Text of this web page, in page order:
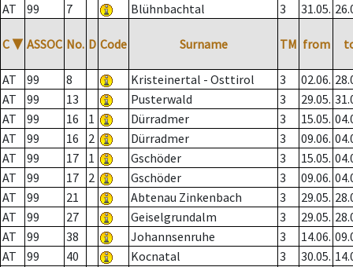
AT
99 7 Blühnbachtal 3 31.05.
C ▼ ASSOC No. D Code Surname TM from
AT 99 8 Kristeinertal - Osttirol 3 02.06.
AT
99 13 Pusterwald 3 29.05.
AT
99 16 1 Dürradmer 3 15.05.
AT
99 16 2 Dürradmer 3 09.06.
AT
99 17 1 Gschöder 3 15.05.
AT
99 17 2 Gschöder 3 09.06.
AT
99 21 Abtenau Zinkenbach 3 29.05.
AT
99 27 Geiselgrundalm 3 29.05.
AT
99 38 Johannsenruhe 3 14.06.
AT
99 40 Kocnatal 3 30.05.